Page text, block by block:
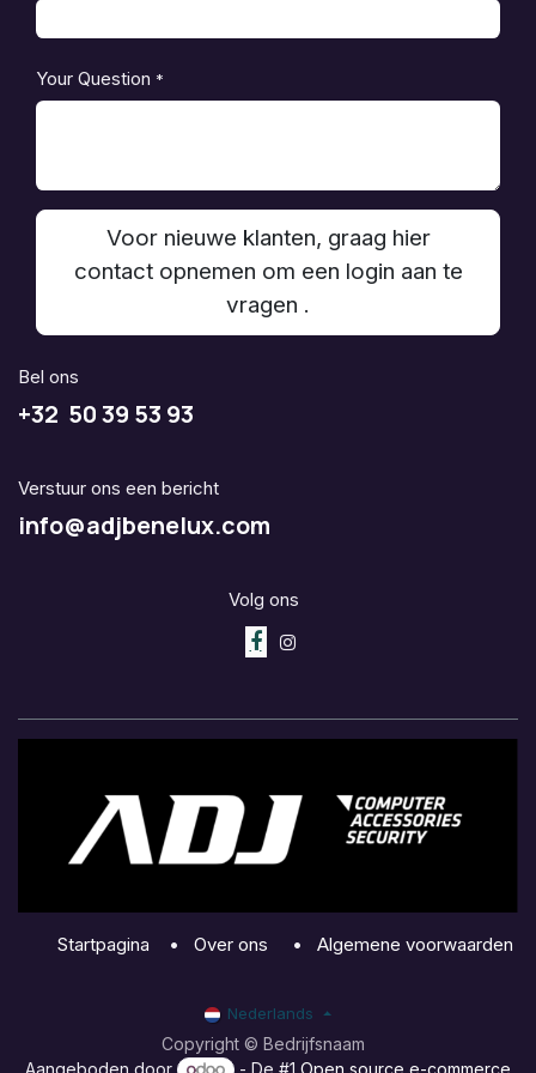
Your Question *
Voor nieuwe klanten, graag hier
contact opnemen om een login aan te
vragen .
Bel ons
+32 50 39 53 93
Verstuur ons een bericht
info@adjbenelux.com
Volg ons
Startpagina • Over ons • Algemene voorwaarden
Copyright © Bedrijfsnaam
Nederlands
Aangeboden door - De #1Open source e-commerce